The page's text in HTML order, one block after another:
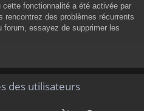
fonctionnalité a été activée par
rencontrez des problèmes récurrents
forum, essayez de supprimer les
des utilisateurs